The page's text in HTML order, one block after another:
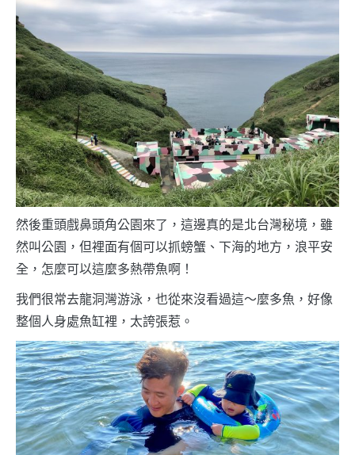
然後重頭戲鼻頭角公園來了，這邊真的是北台灣秘境，雖
然叫公園，但裡面有個可以抓螃蟹、下海的地方，浪平安
全，怎麼可以這麼多熱帶魚啊！
我們很常去龍洞灣游泳，也從來沒看過這～麼多魚，好像
整個人身處魚缸裡，太誇張惹。